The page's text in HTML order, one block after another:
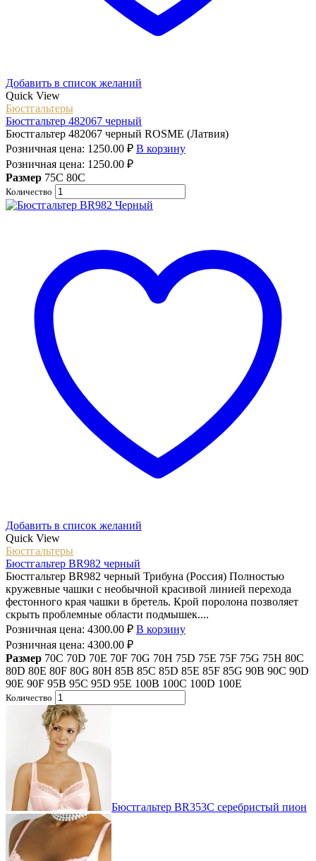
Добавить в список желаний
Quick View
Бюстгальтеры
Бюстгальтер 482067 черный
Бюстгальтер 482067 черный ROSME (Латвия)
Розничная цена: 1250.00 ₽ В корзину
Розничная цена: 1250.00 ₽
Размер 75C 80C
Количество
Добавить в список желаний
Quick View
Бюстгальтеры
Бюстгальтер BR982 черный
Бюстгальтер BR982 черный Трибуна (Россия) Полностью
кружевные чашки с необычной красивой линией перехода
фестонного края чашки в бретель. Крой поролона позволяет
скрыть проблемные области подмышек....
Розничная цена: 4300.00 ₽ В корзину
Розничная цена: 4300.00 ₽
Размер 70C 70D 70E 70F 70G 70H 75D 75E 75F 75G 75H 80C
80D 80E 80F 80G 80H 85B 85C 85D 85E 85F 85G 90B 90C 90D
90E 90F 95B 95C 95D 95E 100B 100C 100D 100E
Количество
Бюстгальтер BR353C серебристый пион